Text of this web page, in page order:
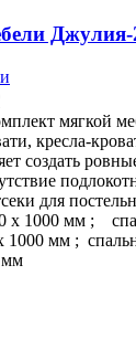
мягкой
кресла-
создать
для
х 1000 мм ;
1000 мм ;